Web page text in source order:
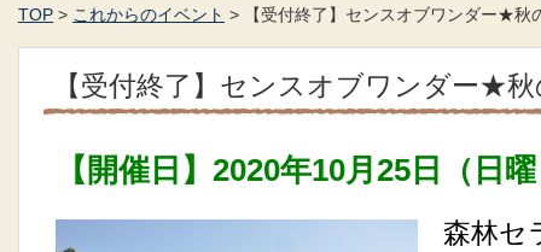
TOP > これからのイベント > 【受付終了】センスオブワンダー★秋
【受付終了】センスオブワンダー★
【開催日】2020年10月25日（日
森林セ